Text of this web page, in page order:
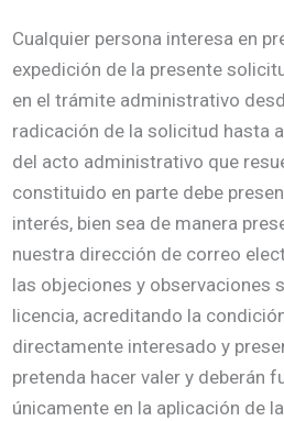
Cualquier persona interesa en
expedición de la presente
en el trámite administrativo
radicación de la solicitud hasta
del acto administrativo que
constituido en parte debe
interés, bien sea de manera
nuestra dirección de correo
las objeciones y observaciones
licencia, acreditando la
directamente interesado y
pretenda hacer valer y deberán
únicamente en la aplicación de